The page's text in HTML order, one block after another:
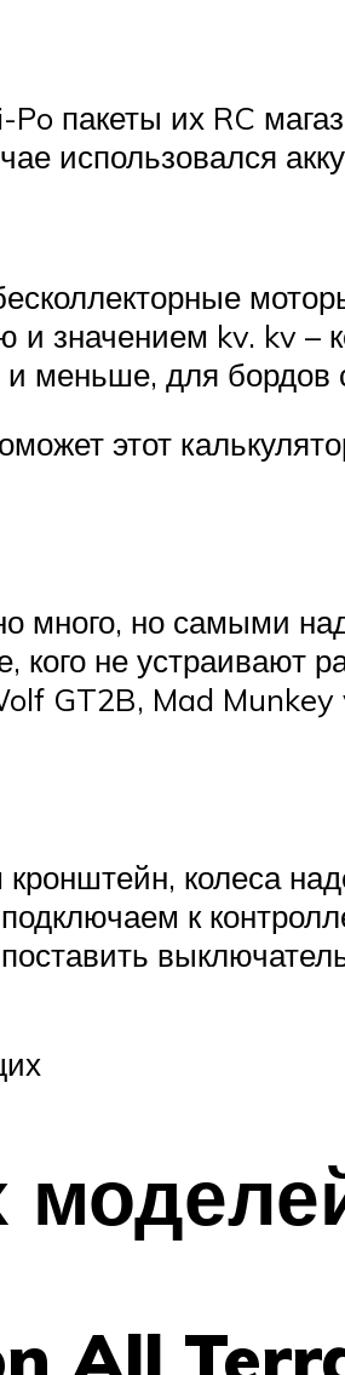
пакеты их RC
использовался
значением kv. kv –
и меньше, для
этот
много, но самыми
не устраивают
GT2B, Mad
колеса
к